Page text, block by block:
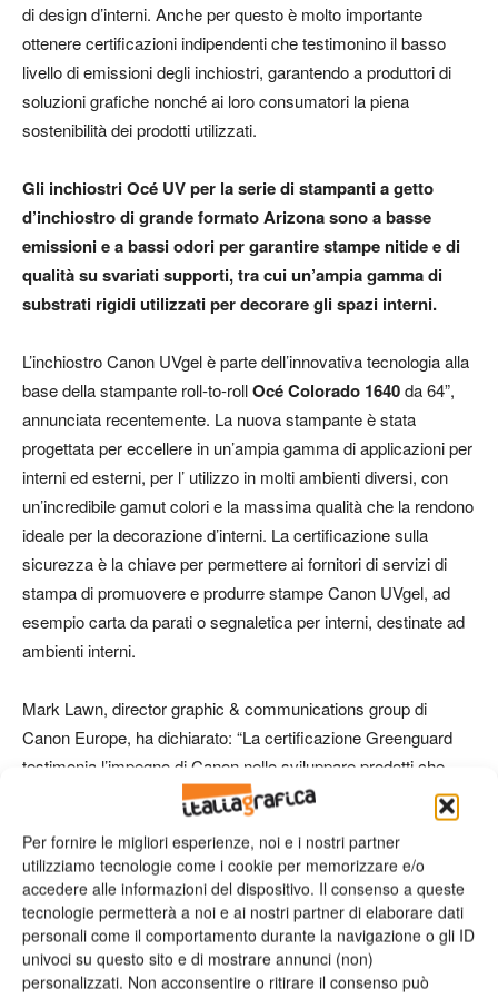
Per fornire le migliori esperienze, noi e i nostri partner
utilizziamo tecnologie come i cookie per memorizzare e/o
accedere alle informazioni del dispositivo. Il consenso a queste
tecnologie permetterà a noi e ai nostri partner di elaborare dati
personali come il comportamento durante la navigazione o gli ID
univoci su questo sito e di mostrare annunci (non)
personalizzati. Non acconsentire o ritirare il consenso può
di design d’interni. Anche per questo è molto importante
ottenere certificazioni indipendenti che testimonino il basso
livello di emissioni degli inchiostri, garantendo a produttori di
soluzioni grafiche nonché ai loro consumatori la piena
sostenibilità dei prodotti utilizzati.
Gli inchiostri Océ UV per la serie di stampanti a getto
d’inchiostro di grande formato Arizona sono a basse
emissioni e a bassi odori per garantire stampe nitide e di
qualità su svariati supporti, tra cui un’ampia gamma di
substrati rigidi utilizzati per decorare gli spazi interni.
L’inchiostro Canon UVgel è parte dell’innovativa tecnologia alla
base della stampante roll-to-rollOcé Colorado 1640da 64”,
annunciata recentemente. La nuova stampante è stata
progettata per eccellere in un’ampia gamma di applicazioni per
interni ed esterni, per l’ utilizzo in molti ambienti diversi, con
un’incredibile gamut colori e la massima qualità che la rendono
ideale per la decorazione d’interni. La certificazione sulla
sicurezza è la chiave per permettere ai fornitori di servizi di
stampa di promuovere e produrre stampe Canon UVgel, ad
esempio carta da parati o segnaletica per interni, destinate ad
ambienti interni.
Mark Lawn, director graphic & communications group di
Canon Europe, ha dichiarato: “La certificazione Greenguard
testimonia l’impegno di Canon nello sviluppare prodotti che
permettano ai clienti di espandere i propri campi di
applicazione. È importante che i nostri clienti sappiano che
lavoriamo costantemente sia internamente che con i nostri
fornitori esterni, affinché i nostri inchiostri rispettino i più elevati
standard in termini sostenibilità e bassi livelli di emissioni”.